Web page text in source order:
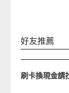
好友推薦
刷卡換現金請